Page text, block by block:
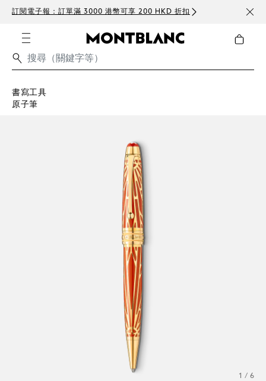
訂閱電子報：訂單滿 3000 港幣可享 200 HKD 折扣 免費
書寫工具
原子筆
1 / 6